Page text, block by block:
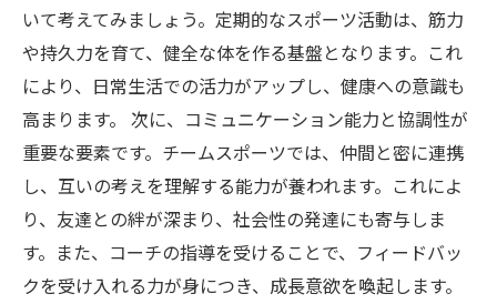
いて考えてみましょう。定期的なスポーツ活動は、筋力
や持久力を育て、健全な体を作る基盤となります。これ
により、日常生活での活力がアップし、健康への意識も
高まります。 次に、コミュニケーション能力と協調性が
重要な要素です。チームスポーツでは、仲間と密に連携
し、互いの考えを理解する能力が養われます。これによ
り、友達との絆が深まり、社会性の発達にも寄与しま
す。また、コーチの指導を受けることで、フィードバッ
クを受け入れる力が身につき、成長意欲を喚起します。